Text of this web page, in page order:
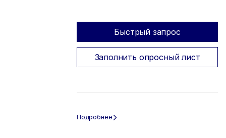
Быстрый запрос
Заполнить опросный лист